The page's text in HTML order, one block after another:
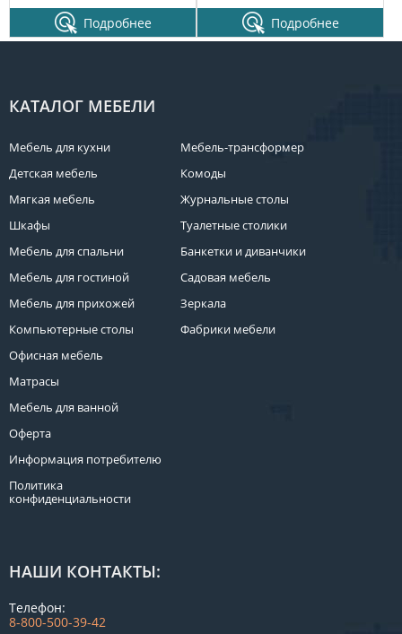
Подробнее Подробнее
КАТАЛОГ МЕБЕЛИ
Мебель для кухни
Детская мебель
Мягкая мебель
Шкафы
Мебель для спальни
Мебель для гостиной
Мебель для прихожей
Компьютерные столы
Офисная мебель
Матрасы
Мебель для ванной
Оферта
Информация потребителю
Политика
конфиденциальности
Мебель-трансформер
Комоды
Журнальные столы
Туалетные столики
Банкетки и диванчики
Садовая мебель
Зеркала
Фабрики мебели
НАШИ КОНТАКТЫ:
Телефон:
8-800-500-39-42